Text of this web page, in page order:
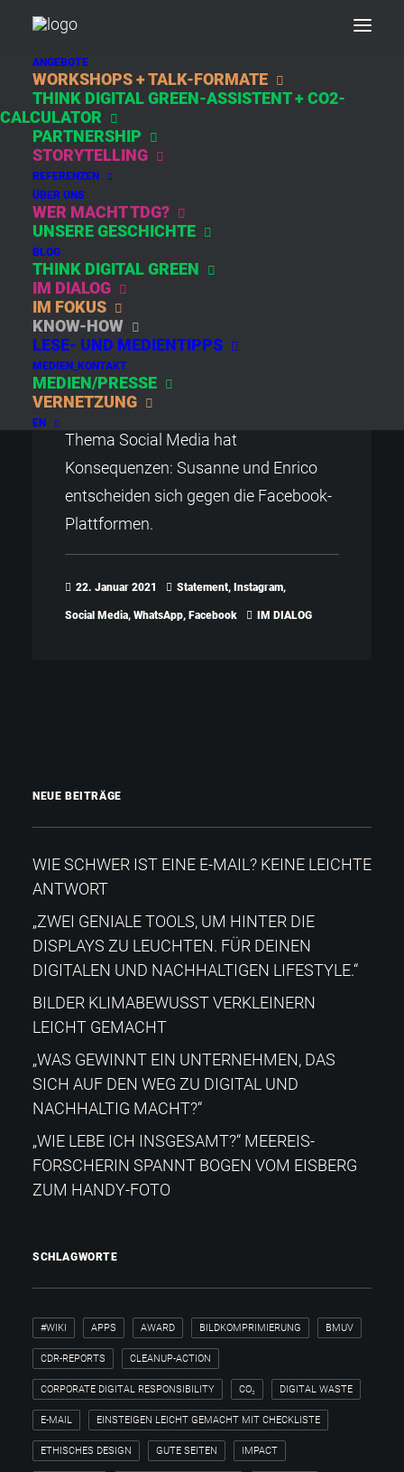
ANGEBOTE
WORKSHOPS + TALK-FORMATE
THINK DIGITAL GREEN-ASSISTENT + CO2-
CALCULATOR
PARTNERSHIP
STORYTELLING
REFERENZEN
ÜBER UNS
WER MACHT TDG?
UNSERE GESCHICHTE
BLOG
THINK DIGITAL GREEN
IM DIALOG
IM FOKUS
KNOW-HOW
LESE- UND MEDIENTIPPS
MEDIEN_KONTAKT
MEDIEN/PRESSE
VERNETZUNG
EN
FACEBOOK
WIR POSTEN. WIR
POSTEN NICHT AUF
FACEBOOK TEIL 2
Die Fortsetzung der Diskussion zum
Thema Social Media hat
Konsequenzen: Susanne und Enrico
entscheiden sich gegen die Facebook-
Plattformen.
22. Januar 2021 Statement, Instagram,
Social Media, WhatsApp, Facebook IM DIALOG
NEUE BEITRÄGE
WIE SCHWER IST EINE E-MAIL? KEINE LEICHTE
ANTWORT
„ZWEI GENIALE TOOLS, UM HINTER DIE
DISPLAYS ZU LEUCHTEN. FÜR DEINEN
DIGITALEN UND NACHHALTIGEN LIFESTYLE.“
BILDER KLIMABEWUSST VERKLEINERN
LEICHT GEMACHT
„WAS GEWINNT EIN UNTERNEHMEN, DAS
SICH AUF DEN WEG ZU DIGITAL UND
NACHHALTIG MACHT?“
„WIE LEBE ICH INSGESAMT?“​ MEEREIS-
FORSCHERIN SPANNT BOGEN VOM EISBERG
ZUM HANDY-FOTO
SCHLAGWORTE
#WIKI APPS AWARD BILDKOMPRIMIERUNG BMUV
CDR-REPORTS CLEANUP-ACTION
CORPORATE DIGITAL RESPONSIBILITY CO₂ DIGITAL WASTE
E-MAIL EINSTEIGEN LEICHT GEMACHT MIT CHECKLISTE
ETHISCHES DESIGN GUTE SEITEN IMPACT